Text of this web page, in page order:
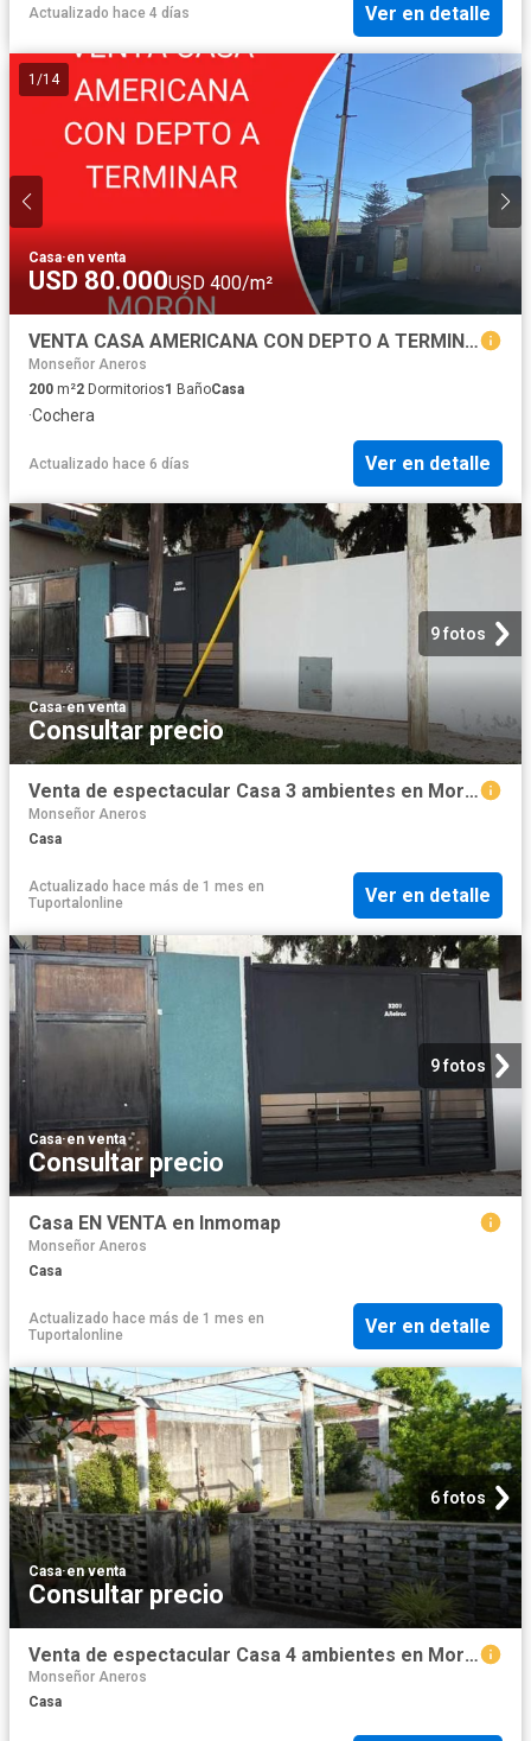
Actualizado hace 4 días Ver en detalle
1 /14
Casa·en venta
USD 80.000USD 400/m²
VENTA CASA AMERICANA CON DEPTO A TERMINAR
Monseñor Aneros
200 m²2 Dormitorios1 BañoCasa
·Cochera
Actualizado hace 6 días Ver en detalle
9 fotos
Casa·en venta
Consultar precio
Venta de espectacular Casa 3 ambientes en Morón
Monseñor Aneros
Casa
Actualizado hace más de 1 mes en
Tuportalonline
Ver en detalle
9 fotos
Casa·en venta
Consultar precio
Casa EN VENTA en Inmomap
Monseñor Aneros
Casa
Actualizado hace más de 1 mes en
Tuportalonline
Ver en detalle
6 fotos
Casa·en venta
Consultar precio
Venta de espectacular Casa 4 ambientes en Morón
Monseñor Aneros
Casa